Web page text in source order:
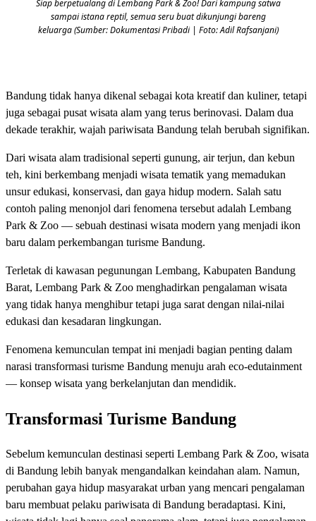
Siap berpetualang di Lembang Park & Zoo! Dari kampung satwa
sampai istana reptil, semua seru buat dikunjungi bareng
keluarga (Sumber: Dokumentasi Pribadi | Foto: Adil Rafsanjani)
Bandung tidak hanya dikenal sebagai kota kreatif dan kuliner, tetapi
juga sebagai pusat wisata alam yang terus berinovasi. Dalam dua
dekade terakhir, wajah pariwisata Bandung telah berubah signifikan.
Dari wisata alam tradisional seperti gunung, air terjun, dan kebun
teh, kini berkembang menjadi wisata tematik yang memadukan
unsur edukasi, konservasi, dan gaya hidup modern. Salah satu
contoh paling menonjol dari fenomena tersebut adalah Lembang
Park & Zoo — sebuah destinasi wisata modern yang menjadi ikon
baru dalam perkembangan turisme Bandung.
Terletak di kawasan pegunungan Lembang, Kabupaten Bandung
Barat, Lembang Park & Zoo menghadirkan pengalaman wisata
yang tidak hanya menghibur tetapi juga sarat dengan nilai-nilai
edukasi dan kesadaran lingkungan.
Fenomena kemunculan tempat ini menjadi bagian penting dalam
narasi transformasi turisme Bandung menuju arah eco-edutainment
— konsep wisata yang berkelanjutan dan mendidik.
Transformasi Turisme Bandung
Sebelum kemunculan destinasi seperti Lembang Park & Zoo, wisata
di Bandung lebih banyak mengandalkan keindahan alam. Namun,
perubahan gaya hidup masyarakat urban yang mencari pengalaman
baru membuat pelaku pariwisata di Bandung beradaptasi. Kini,